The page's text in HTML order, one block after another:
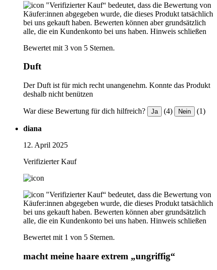
"Verifizierter Kauf“ bedeutet, dass die Bewertung von
Käufer:innen abgegeben wurde, die dieses Produkt tatsächlich
bei uns gekauft haben. Bewerten können aber grundsätzlich
alle, die ein Kundenkonto bei uns haben. Hinweis schließen
Bewertet mit 3 von 5 Sternen.
Duft
Der Duft ist für mich recht unangenehm. Konnte das Produkt
deshalb nicht benützen
War diese Bewertung für dich hilfreich? Ja (4) Nein (1)
diana
12. April 2025
Verifizierter Kauf
"Verifizierter Kauf“ bedeutet, dass die Bewertung von
Käufer:innen abgegeben wurde, die dieses Produkt tatsächlich
bei uns gekauft haben. Bewerten können aber grundsätzlich
alle, die ein Kundenkonto bei uns haben. Hinweis schließen
Bewertet mit 1 von 5 Sternen.
macht meine haare extrem „ungriffig“